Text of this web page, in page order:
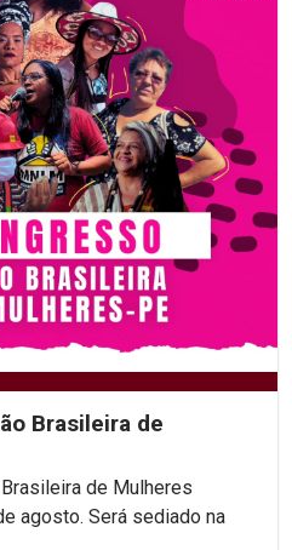
Brasileira de
de Mulheres
agosto. Será sediado na